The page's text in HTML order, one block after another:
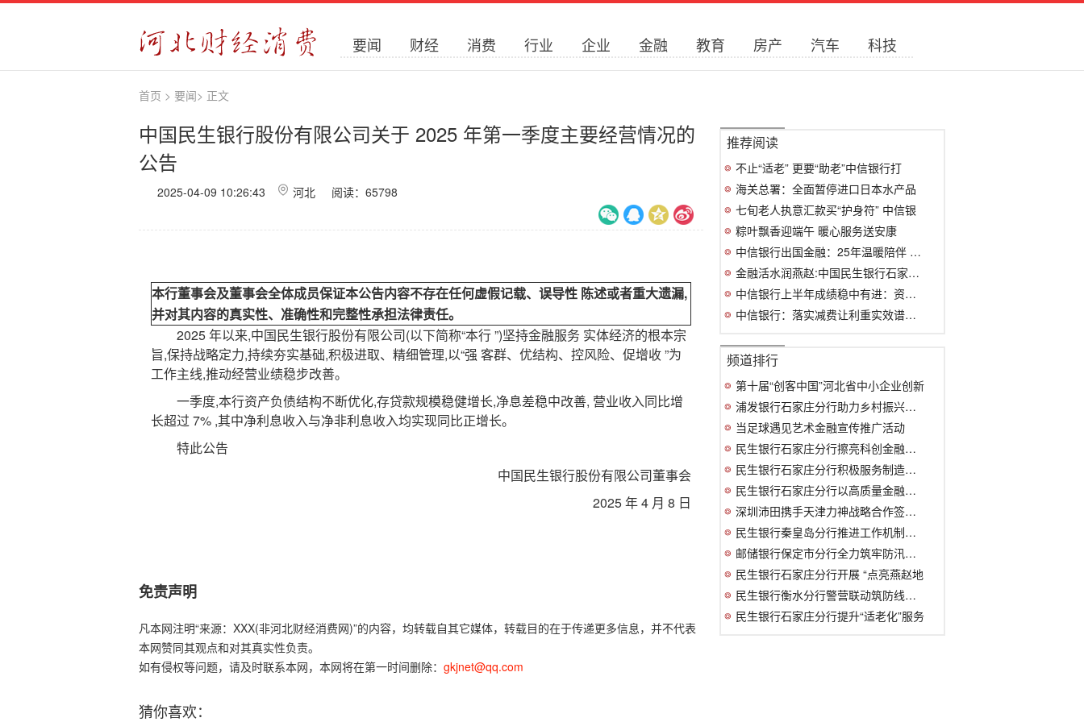
要闻 财经 消费 行业 企业 金融 教育 房产 汽车 科技
首页 > 要闻> 正文
中国民生银行股份有限公司关于 2025 年第一季度主要经营情况的
公告
2025-04-09 10:26:43 河北 阅读： 65798
本行董事会及董事会全体成员保证本公告内容不存在任何虚假记载、误导性 陈述或者重大遗漏,
并对其内容的真实性、准确性和完整性承担法律责任。
2025 年以来,中国民生银行股份有限公司(以下简称“本行 ”)坚持金融服务 实体经济的根本宗
旨,保持战略定力,持续夯实基础,积极进取、精细管理,以“强 客群、优结构、控风险、促增收 ”为
工作主线,推动经营业绩稳步改善。
一季度,本行资产负债结构不断优化,存贷款规模稳健增长,净息差稳中改善, 营业收入同比增
长超过 7% ,其中净利息收入与净非利息收入均实现同比正增长。
特此公告
中国民生银行股份有限公司董事会
2025 年 4 月 8 日
免责声明
凡本网注明“来源：XXX(非河北财经消费网)”的内容，均转载自其它媒体，转载目的在于传递更多信息，并不代表
本网赞同其观点和对其真实性负责。
如有侵权等问题，请及时联系本网，本网将在第一时间删除： gkjnet@qq.com
猜你喜欢：
推荐阅读
不止“适老” 更要“助老”中信银行打
海关总署：全面暂停进口日本水产品
七旬老人执意汇款买“护身符” 中信银
粽叶飘香迎端午 暖心服务送安康
中信银行出国金融：25年温暖陪伴 累计为2
金融活水润燕赵:中国民生银行石家庄分
中信银行上半年成绩稳中有进：资产质量持
中信银行：落实减费让利重实效谱写惠企利
频道排行
第十届“创客中国”河北省中小企业创新
浦发银行石家庄分行助力乡村振兴之金融
当足球遇见艺术金融宣传推广活动
民生银行石家庄分行擦亮科创金融特色品
民生银行石家庄分行积极服务制造业高质
民生银行石家庄分行以高质量金融服务助
深圳沛田携手天津力神战略合作签约仪式
民生银行秦皇岛分行推进工作机制落地
邮储银行保定市分行全力筑牢防汛救灾“
民生银行石家庄分行开展 “点亮燕赵地
民生银行衡水分行警营联动筑防线，慧眼识
民生银行石家庄分行提升“适老化”服务